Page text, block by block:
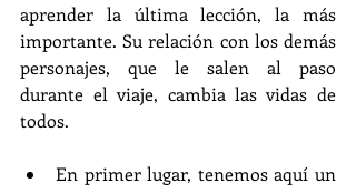
aprender la última lección, la más
importante. Su relación con los demás
personajes, que le salen al paso
durante el viaje, cambia las vidas de
todos.
En primer lugar, tenemos aquí un